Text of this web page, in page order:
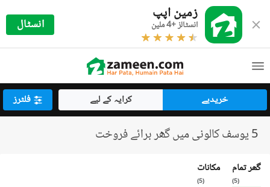
زمین اپپ
انسٹالز +4 ملین انسٹال
خریدیے کرایہ کے لیے فلٹرز
5 یوسف کالونی میں گھر برائے فروخت
گھر تمام
(
5
)
مکانات
(
5
)